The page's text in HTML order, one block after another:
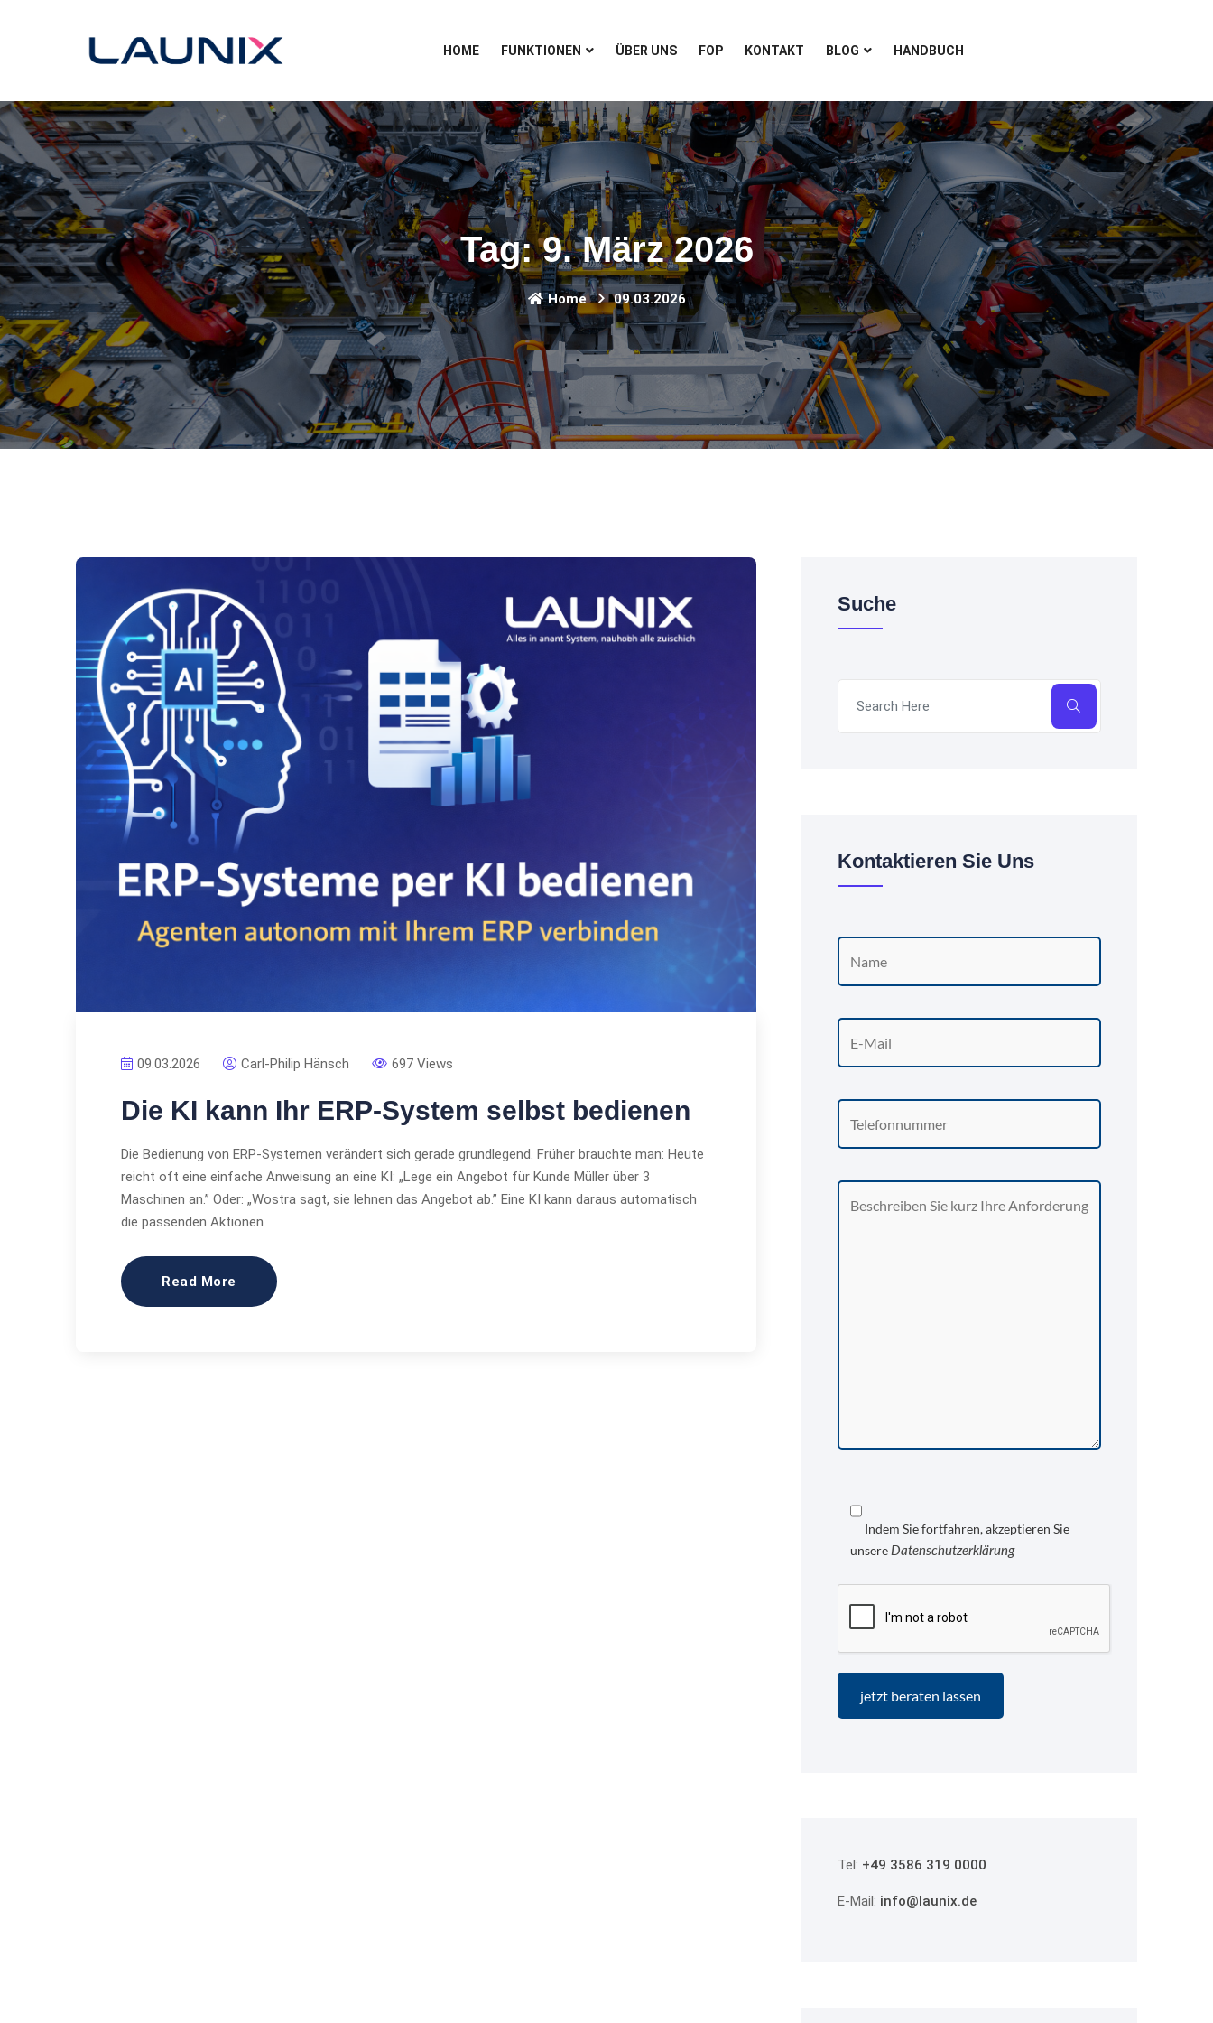
HOME FUNKTIONEN ÜBER UNS FOP KONTAKT BLOG HANDBUCH
Tag:9. März 2026
Home 09.03.2026
09.03.2026 Carl-Philip Hänsch 697 Views
Die KI kann Ihr ERP-System selbst bedienen
Die Bedienung von ERP-Systemen verändert sich gerade grundlegend. Früher brauchte man: Heute
reicht oft eine einfache Anweisung an eine KI: „Lege ein Angebot für Kunde Müller über 3
Maschinen an.” Oder: „Wostra sagt, sie lehnen das Angebot ab.” Eine KI kann daraus automatisch
die passenden Aktionen
Read More
Suche
Kontaktieren Sie Uns
Indem Sie fortfahren, akzeptieren Sie
unsere Datenschutzerklärung
Tel: +49 3586 319 0000
E-Mail: info@launix.de